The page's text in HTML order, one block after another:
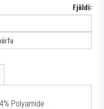
Fjöldi:
Polyamide